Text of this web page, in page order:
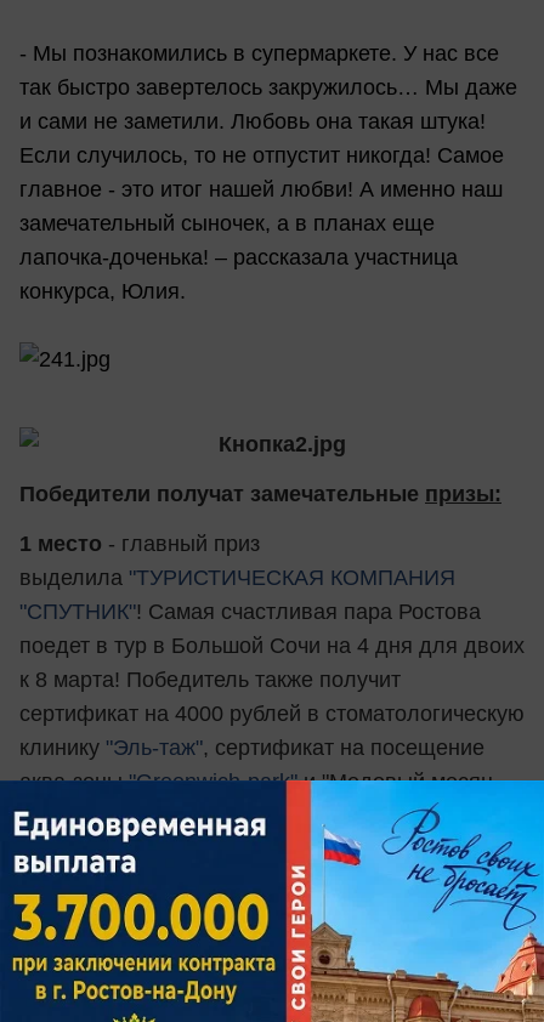
- Мы познакомились в супермаркете. У нас все
так быстро завертелось закружилось… Мы даже
и сами не заметили. Любовь она такая штука!
Если случилось, то не отпустит никогда! Самое
главное - это итог нашей любви! А именно наш
замечательный сыночек, а в планах еще
лапочка-доченька! – рассказала участница
конкурса, Юлия.
Победители получат замечательные призы:
1 место - главный приз
выделила "ТУРИСТИЧЕСКАЯ КОМПАНИЯ
"СПУТНИК"! Самая счастливая пара Ростова
поедет в тур в Большой Сочи на 4 дня для двоих
к 8 марта! Победитель также получит
сертификат на 4000 рублей в стоматологическую
клинику "Эль-таж", сертификат на посещение
аква-зоны"Greenwich-park"и "Медовый месяц
для влюбленных" - 2 абонемента на месяц
отсети фитнес клубов "СпортСити"
2 место- романтическое свидание на крыше
отАгентства оригинальных свиданий
"Рандеву", сертификат на 2000 рублей в
стоматологическую клинику "Эль-таж",